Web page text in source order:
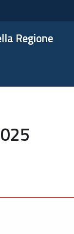
Regione